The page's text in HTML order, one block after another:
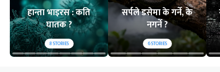
हान्ता भाइरस : कति
घातक ?
8STORIES
सर्पले डसेमा के गर्ने, के
नगर्ने ?
6STORIES